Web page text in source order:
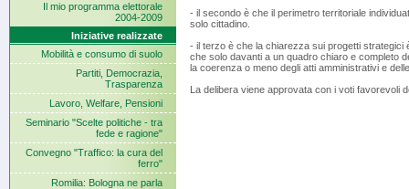
Il mio programma elettorale
2004-2009
Iniziative realizzate
Mobilità e consumo di suolo
Partiti, Democrazia,
Trasparenza
Lavoro, Welfare, Pensioni
Seminario "Scelte politiche - tra
fede e ragione"
Convegno "Traffico: la cura del
ferro"
Romilia: Bologna ne parla
- il secondo è che il perimetro territoriale
solo cittadino.
- il terzo è che la chiarezza sui progetti strategici
che solo davanti a un quadro chiaro e completo
la coerenza o meno degli atti amministrativi e
La delibera viene approvata con i voti favorevoli